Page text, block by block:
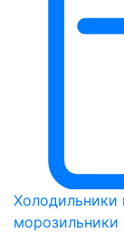
Холодильники
морозильники